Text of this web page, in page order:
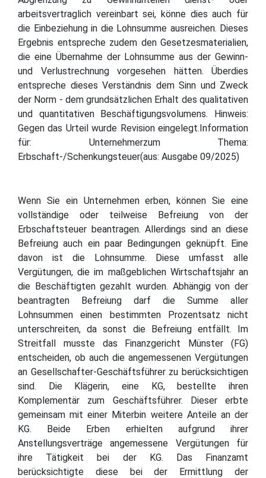
arbeitsvertraglich vereinbart sei, könne dies auch für
die Einbeziehung in die Lohnsumme ausreichen. Dieses
Ergebnis entspreche zudem den Gesetzesmaterialien,
die eine Übernahme der Lohnsumme aus der Gewinn-
und Verlustrechnung vorgesehen hätten. Überdies
entspreche dieses Verständnis dem Sinn und Zweck
der Norm - dem grundsätzlichen Erhalt des qualitativen
und quantitativen Beschäftigungsvolumens. Hinweis:
Gegen das Urteil wurde Revision eingelegt.Information
für: Unternehmerzum Thema:
Erbschaft-/Schenkungsteuer(aus: Ausgabe 09/2025)
Wenn Sie ein Unternehmen erben, können Sie eine
vollständige oder teilweise Befreiung von der
Erbschaftsteuer beantragen. Allerdings sind an diese
Befreiung auch ein paar Bedingungen geknüpft. Eine
davon ist die Lohnsumme. Diese umfasst alle
Vergütungen, die im maßgeblichen Wirtschaftsjahr an
die Beschäftigten gezahlt wurden. Abhängig von der
beantragten Befreiung darf die Summe aller
Lohnsummen einen bestimmten Prozentsatz nicht
unterschreiten, da sonst die Befreiung entfällt. Im
Streitfall musste das Finanzgericht Münster (FG)
entscheiden, ob auch die angemessenen Vergütungen
an Gesellschafter-Geschäftsführer zu berücksichtigen
sind. Die Klägerin, eine KG, bestellte ihren
Komplementär zum Geschäftsführer. Dieser erbte
gemeinsam mit einer Miterbin weitere Anteile an der
KG. Beide Erben erhielten aufgrund ihrer
Anstellungsverträge angemessene Vergütungen für
ihre Tätigkeit bei der KG. Das Finanzamt
berücksichtigte diese bei der Ermittlung der